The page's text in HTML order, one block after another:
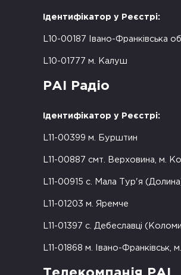
Ідентифікатор у Реєстрі:
L10-00187 Івано-Франківська
L10-01777 м. Калуш
РАІ Радіо
Ідентифікатор у Реєстрі:
L11-00399 м. Бурштин
L11-00887 смт. Верховина, м.
L11-00915 с. Мала Тур'я
L11-01203 м. Яремче
L11-01397 с. Дебеславці
L11-01868 м. Івано-Франківськ,